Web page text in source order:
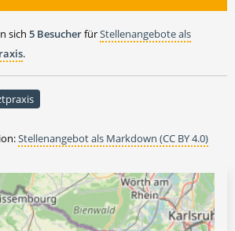
sich 5 BesucherfürStellenangebote als
.
Stellenangebot als Markdown (CC BY 4.0)